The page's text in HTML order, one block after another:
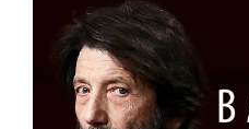
o
o
k